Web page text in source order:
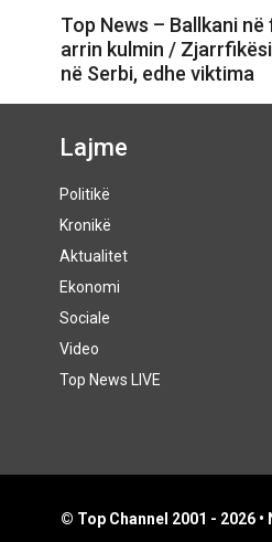
Top News – Ballkani
arrin kulmin /
në Serbi, edhe viktima
Lajme
Politikë
Kronikë
Aktualitet
Ekonomi
Sociale
Video
Top News LIVE
© Top Channel 2001 - 2026